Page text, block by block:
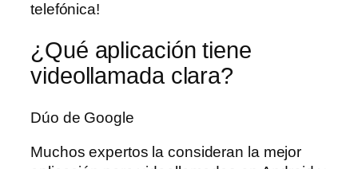
telefónica!
¿Qué aplicación tiene
videollamada clara?
Dúo de Google
Muchos expertos la consideran la mejor